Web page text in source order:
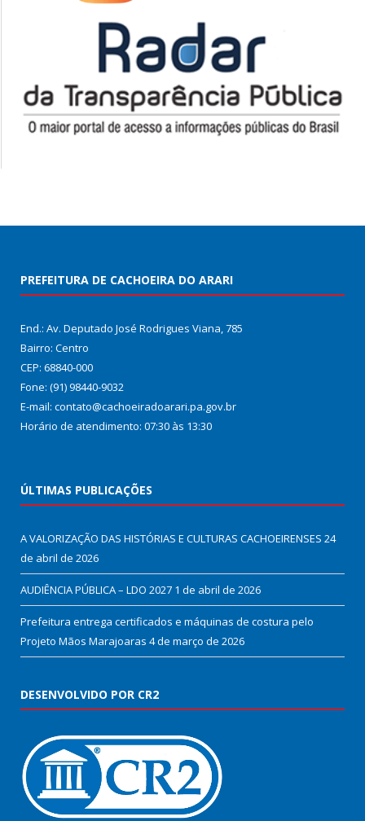
PREFEITURA DE CACHOEIRA DO ARARI
End.: Av. Deputado José Rodrigues Viana, 785
Bairro: Centro
CEP: 68840-000
Fone: (91) 98440-9032
E-mail: contato@cachoeiradoarari.pa.gov.br
Horário de atendimento: 07:30 às 13:30
ÚLTIMAS PUBLICAÇÕES
A VALORIZAÇÃO DAS HISTÓRIAS E CULTURAS CACHOEIRENSES 24
de abril de 2026
AUDIÊNCIA PÚBLICA – LDO 2027 1 de abril de 2026
Prefeitura entrega certificados e máquinas de costura pelo
Projeto Mãos Marajoaras 4 de março de 2026
DESENVOLVIDO POR CR2